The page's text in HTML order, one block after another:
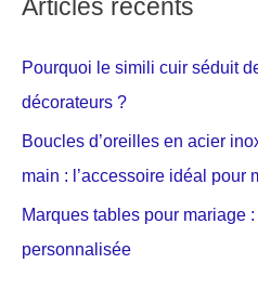
Articles récents
Pourquoi le simili cuir séduit
décorateurs ?
Boucles d’oreilles en acier
main : l’accessoire idéal pour
Marques tables pour mariage
personnalisée